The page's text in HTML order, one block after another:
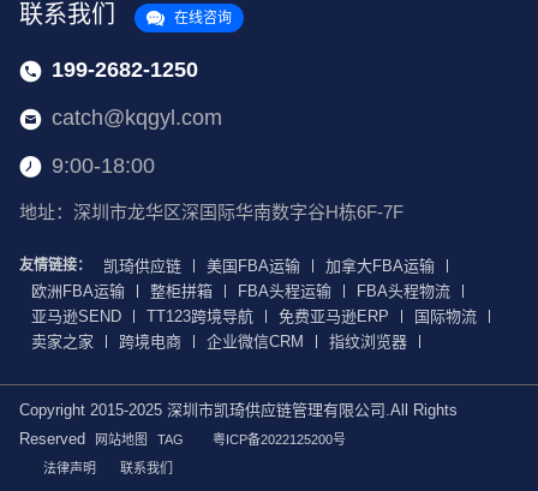
联系我们 在线咨询
199-2682-1250
catch@kqgyl.com
9:00-18:00
地址：深圳市龙华区深国际华南数字谷H栋6F-7F
友情链接： 凯琦供应链 美国FBA运输
加拿大FBA运输
欧洲FBA运输
整柜拼箱 FBA头程运输
FBA头程物流
亚马逊SEND
TT123跨境导航 免费亚马逊ERP
国际物流
卖家之家
跨境电商 企业微信CRM 指纹浏览器
Copyright 2015-2025 深圳市凯琦供应链管理有限公司.All Rights
Reserved
网站地图 TAG
粤ICP备2022125200号
法律声明
联系我们